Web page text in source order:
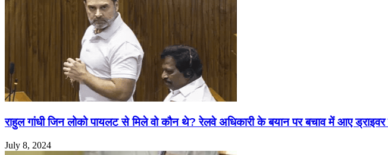
राहुल गांधी जिन लोको पायलट से मिले वो कौन थे? रेलवे अधिकारी के बयान पर बचाव में आए
July 8, 2024